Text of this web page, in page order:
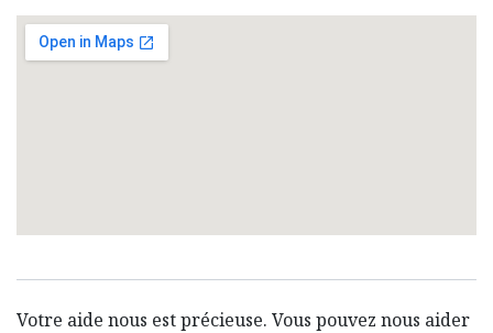
Votre aide nous est précieuse. Vous pouvez nous aider